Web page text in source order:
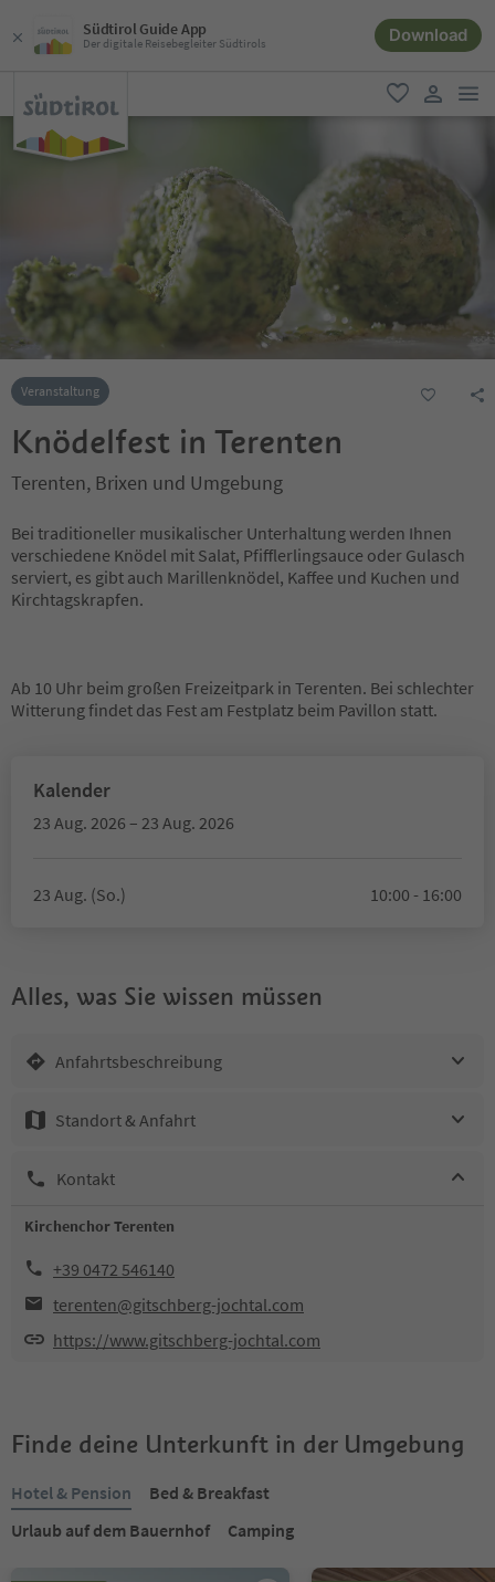
Südtirol Guide App
Der digitale Reisebegleiter Südtirols Download
favorit
user link
Veranstaltung
Knödelfest in Terenten
Terenten, Brixen und Umgebung
Bei traditioneller musikalischer Unterhaltung werden Ihnen
verschiedene Knödel mit Salat, Pfifflerlingsauce oder Gulasch
serviert, es gibt auch Marillenknödel, Kaffee und Kuchen und
Kirchtagskrapfen.
Ab 10 Uhr beim großen Freizeitpark in Terenten. Bei schlechter
Witterung findet das Fest am Festplatz beim Pavillon statt.
Kalender
23 Aug. 2026 – 23 Aug. 2026
23 Aug. (So.) 10:00 - 16:00
Alles, was Sie wissen müssen
Anfahrtsbeschreibung
Standort & Anfahrt
Kontakt
Kirchenchor Terenten
+39 0472 546140
terenten@gitschberg-jochtal.com
https://www.gitschberg-jochtal.com
Finde deine Unterkunft in der Umgebung
Hotel & Pension
Bed & Breakfast
Urlaub auf dem Bauernhof
Camping